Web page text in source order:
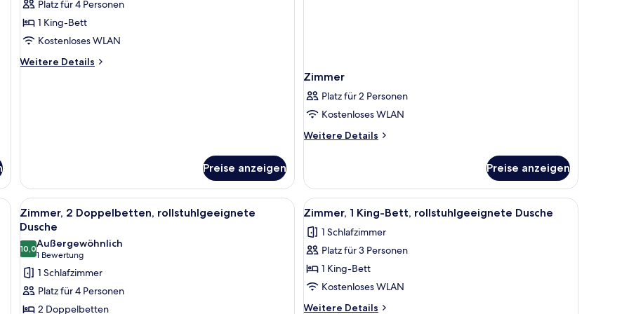
Platz für 4 Personen
1 King-Bett
Kostenloses WLAN
Weitere Details
Weitere
Preise anzeigen
Zimmer
Platz für 2 Personen
Kostenloses WLAN
Weitere Details
Weitere
Preise anzeigen
Alle
Fotos
für
Zimmer,
2 Doppelbetten,
rollstuhlgeeignete
Dusche
Ein Hotelzimmer mit zwei Betten, einem Schreibtisch, einem Stuhl, einer Lampe und Blick auf die Stadt.
2
Zimmer, 2 Doppelbetten, rollstuhlgeeignete
Dusche
10,010,0 von 10
Außergewöhnlich
1 Bewertung
(1
Bewertung)
1 Schlafzimmer
Platz für 4 Personen
2 Doppelbetten
Alle
Fotos
für
Zimmer,
1 King-
Bett,
rollstuhlgeeignete
Ein Hotelzimmer mit einem großen Bett,
3
Zimmer, 1 King-Bett, rollstuhlgeeignete Dusche
1 Schlafzimmer
Platz für 3 Personen
1 King-Bett
Kostenloses WLAN
Weitere Details
Weitere